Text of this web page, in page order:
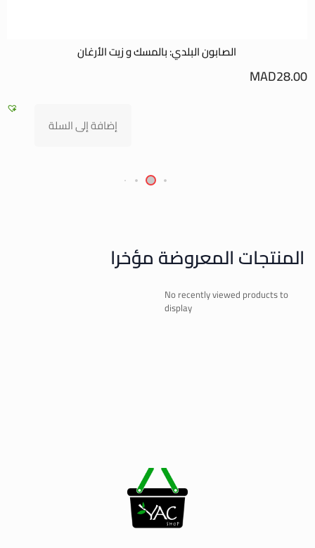
الصابون البلدي: بالمسك و زيت الأرغان
MAD28.00
إضافة إلى السلة
المنتجات المعروضة مؤخرا
No recently viewed products to
display